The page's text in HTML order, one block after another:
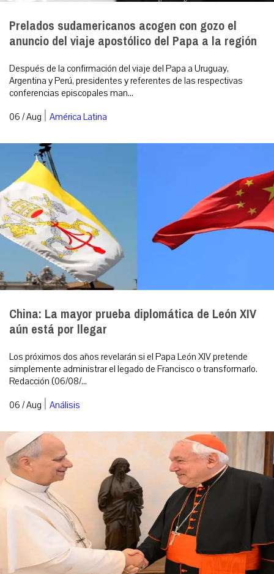
Prelados sudamericanos acogen con gozo el
anuncio del viaje apostólico del Papa a la región
Después de la confirmación del viaje del Papa a Uruguay,
Argentina y Perú, presidentes y referentes de las respectivas
conferencias episcopales man...
06 / Aug | América Latina
China: La mayor prueba diplomática de León XIV
aún está por llegar
Los próximos dos años revelarán si el Papa León XIV pretende
simplemente administrar el legado de Francisco o transformarlo.
Redacción (06/08/...
06 / Aug | Análisis